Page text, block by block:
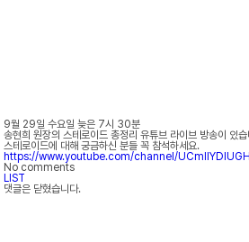
9월 29일 수요일 늦은 7시 30분
송현희 원장의 스테로이드 총정리 유튜브 라이브 방송이 있
스테로이드에 대해 궁금하신 분들 꼭 참석하세요.
https://www.youtube.com/channel/
No comments
LIST
댓글은 닫혔습니다.